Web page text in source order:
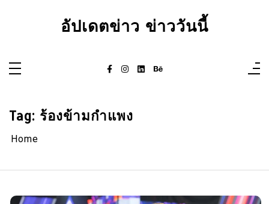
อัปเดตข่าว ข่าววันนี้
Tag: ร้องข้ามกำแพง
Home